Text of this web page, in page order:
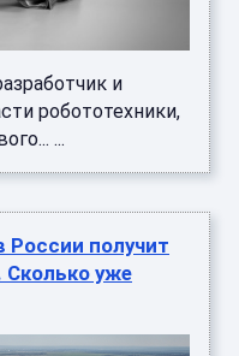
и
робототехники,
...
получит
Сколько уже